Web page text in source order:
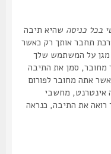
כניסהשהיא תיבה
אותך רק כאשר
על המשתמש שלך
סמן את התיבה
מחובר לפורום
מחשבי
את התיבה, כנראה